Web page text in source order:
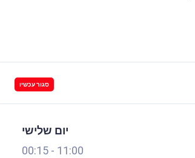
סגור עכשיו
יום שלישי
11:00
-
00:15